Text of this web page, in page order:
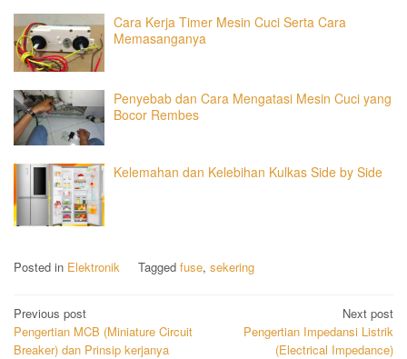
Cara Kerja Timer Mesin Cuci Serta Cara
Memasanganya
Penyebab dan Cara Mengatasi Mesin Cuci yang
Bocor Rembes
Kelemahan dan Kelebihan Kulkas Side by Side
Posted in Elektronik Tagged fuse, sekering
Post
navigation
Previous post
Pengertian MCB (Miniature Circuit
Breaker) dan Prinsip kerjanya
Next post
Pengertian Impedansi Listrik
(Electrical Impedance)